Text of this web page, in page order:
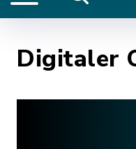
Digitaler